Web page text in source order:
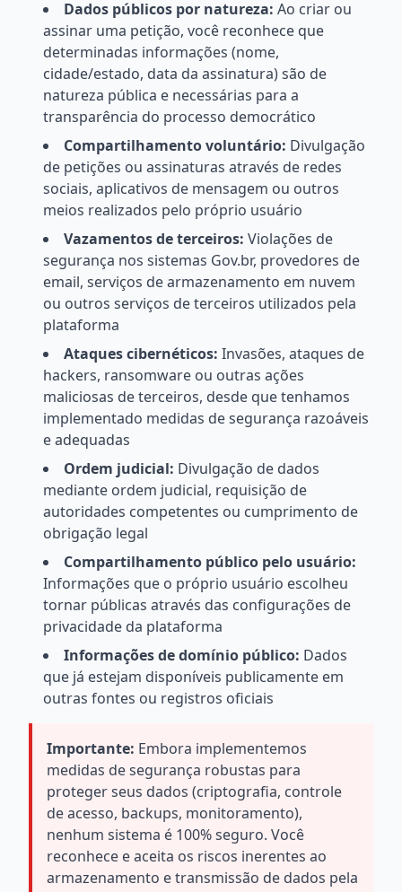
Dados públicos por natureza: Ao criar ou
assinar uma petição, você reconhece que
determinadas informações (nome,
cidade/estado, data da assinatura) são de
natureza pública e necessárias para a
transparência do processo democrático
Compartilhamento voluntário: Divulgação
de petições ou assinaturas através de redes
sociais, aplicativos de mensagem ou outros
meios realizados pelo próprio usuário
Vazamentos de terceiros: Violações de
segurança nos sistemas Gov.br, provedores de
email, serviços de armazenamento em nuvem
ou outros serviços de terceiros utilizados pela
plataforma
Ataques cibernéticos: Invasões, ataques de
hackers, ransomware ou outras ações
maliciosas de terceiros, desde que tenhamos
implementado medidas de segurança razoáveis
e adequadas
Ordem judicial: Divulgação de dados
mediante ordem judicial, requisição de
autoridades competentes ou cumprimento de
obrigação legal
Compartilhamento público pelo usuário:
Informações que o próprio usuário escolheu
tornar públicas através das configurações de
privacidade da plataforma
Informações de domínio público: Dados
que já estejam disponíveis publicamente em
outras fontes ou registros oficiais
Importante: Embora implementemos
medidas de segurança robustas para
proteger seus dados (criptografia, controle
de acesso, backups, monitoramento),
nenhum sistema é 100% seguro. Você
reconhece e aceita os riscos inerentes ao
armazenamento e transmissão de dados pela